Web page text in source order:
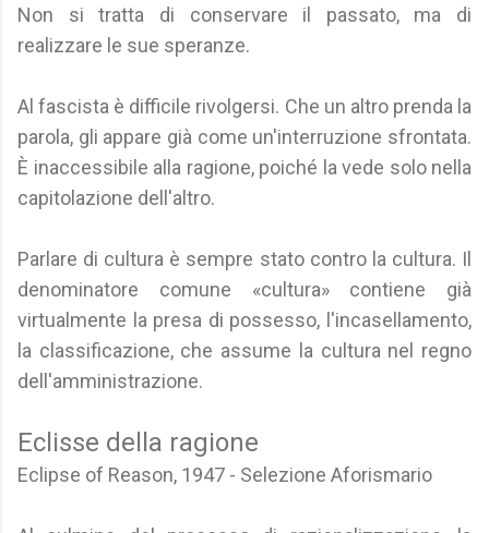
Non si tratta di conservare il passato, ma di
realizzare le sue speranze.
Al fascista è difficile rivolgersi. Che un altro prenda la
parola, gli appare già come un'interruzione sfrontata.
È inaccessibile alla ragione, poiché la vede solo nella
capitolazione dell'altro.
Parlare di cultura è sempre stato contro la cultura. Il
denominatore comune «cultura» contiene già
virtualmente la presa di possesso, l'incasellamento,
la classificazione, che assume la cultura nel regno
dell'amministrazione.
Eclisse della ragione
Eclipse of Reason, 1947 - Selezione Aforismario